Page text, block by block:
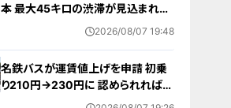
本 最大45キロの渋滞が見込まれる
区間も… 中央道・東名・新東名・東名
2026/08/07 19:48
名鉄バスが運賃値上げを申請 初乗
り210円→230円に 認められれば
12月から全路線で平均1割程度の値